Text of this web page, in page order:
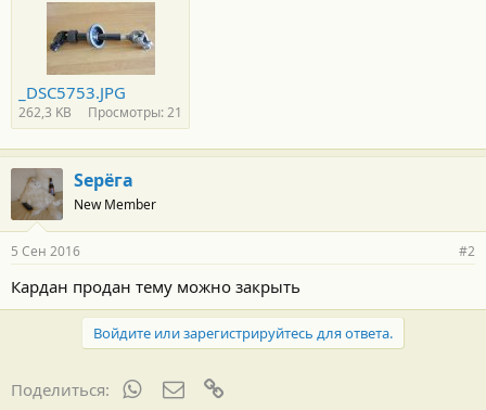
_DSC5753.JPG
262,3 KB Просмотры: 21
Sерёга
New Member
5 Сен 2016 #2
Кардан продан тему можно закрыть
Войдите или зарегистрируйтесь для ответа.
Поделиться: WhatsAppЭлектронная почта